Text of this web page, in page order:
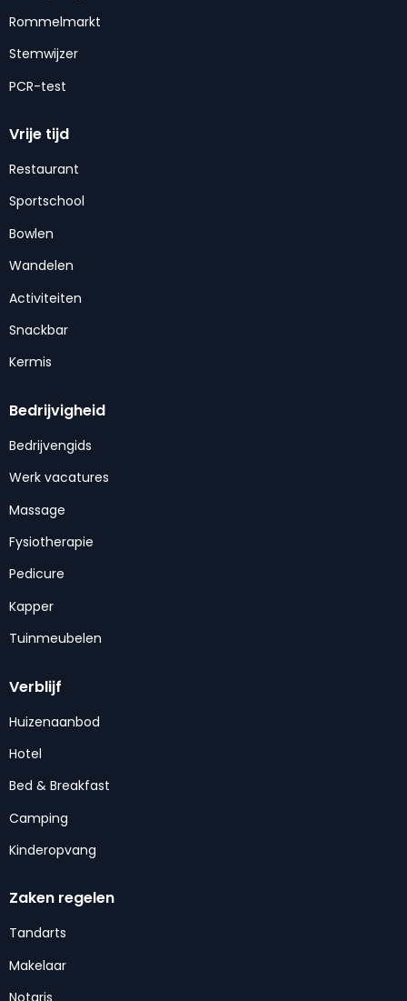
Rommelmarkt
Stemwijzer
PCR-test
Vrije tijd
Restaurant
Sportschool
Bowlen
Wandelen
Activiteiten
Snackbar
Kermis
Bedrijvigheid
Bedrijvengids
Werk vacatures
Massage
Fysiotherapie
Pedicure
Kapper
Tuinmeubelen
Verblijf
Huizenaanbod
Hotel
Bed & Breakfast
Camping
Kinderopvang
Zaken regelen
Tandarts
Makelaar